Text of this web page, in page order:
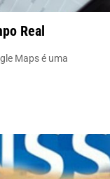
Real
Maps é uma